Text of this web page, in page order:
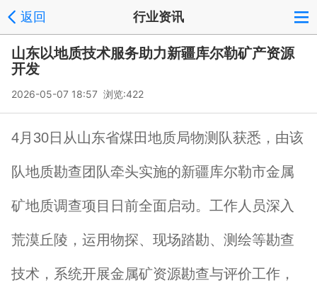
返回 行业资讯
山东以地质技术服务助力新疆库尔勒矿产资源
开发
2026-05-07 18:57 浏览:422
4月30日从山东省煤田地质局物测队获悉，由该
队地质勘查团队牵头实施的新疆库尔勒市金属
矿地质调查项目日前全面启动。工作人员深入
荒漠丘陵，运用物探、现场踏勘、测绘等勘查
技术，系统开展金属矿资源勘查与评价工作，